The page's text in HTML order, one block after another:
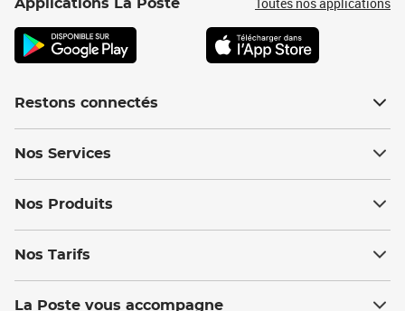
Applications La Poste
Restons connectés
Nos Services
Nos Produits
Nos Tarifs
La Poste vous accompagne